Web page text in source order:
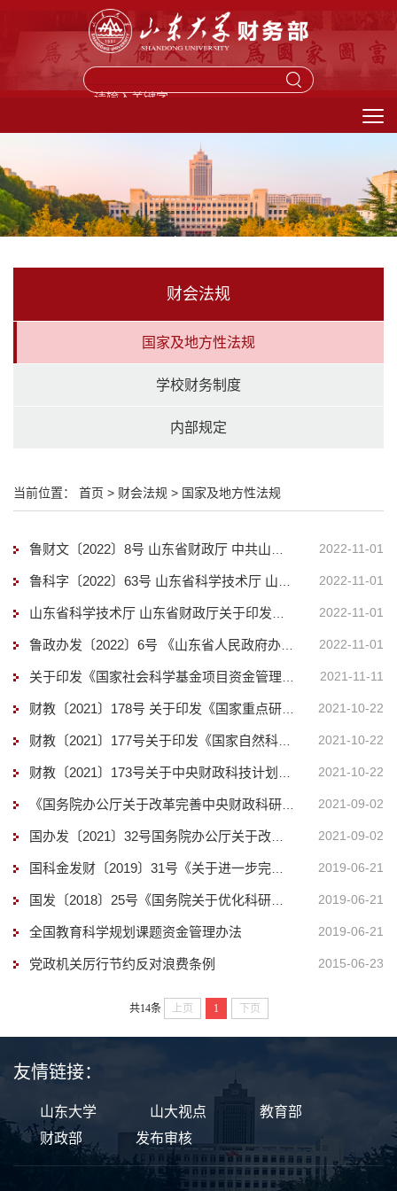
财会法规
国家及地方性法规
学校财务制度
内部规定
当前位置： 首页 > 财会法规 > 国家及地方性法规
2022-11-01
2022-11-01
2022-11-01
2022-11-01
2021-11-11
2021-10-22
2021-10-22
2021-10-22
2021-09-02
2021-09-02
2019-06-21
2019-06-21
全国教育科学规划课题资金管理办法 2019-06-21
党政机关厉行节约反对浪费条例 2015-06-23
共14条 上页 1 下页
友情链接：
山东大学 山大视点
教育部
财政部
发布审核